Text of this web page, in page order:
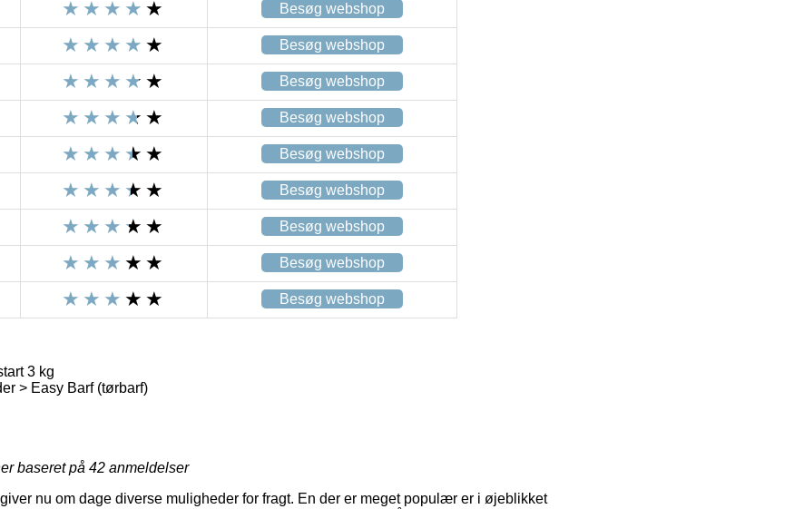
Besøg webshop
Besøg webshop
Besøg webshop
Besøg webshop
Besøg webshop
Besøg webshop
Besøg webshop
Besøg webshop
Besøg webshop
3 kg
> Easy Barf (tørbarf)
baseret på 42 anmeldelser
nu om dage diverse muligheder for fragt. En der er meget populær er i øjeblikket